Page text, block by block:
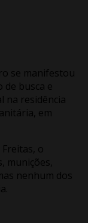
se manifestou
de busca e
na residência
em
o
munições,
nenhum dos